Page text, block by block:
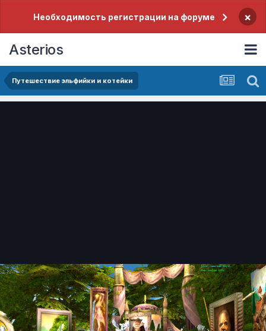
Необходимость регистрации на форуме ×
Asterios
Путешествие эльфийки и котейки